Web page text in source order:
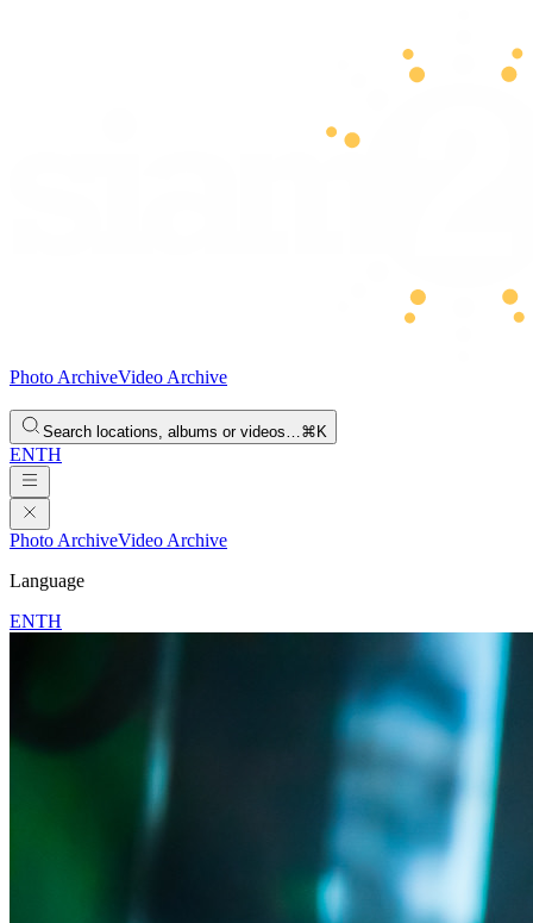
Photo ArchiveVideo Archive
Search locations, albums or videos…⌘K
ENTH
Photo ArchiveVideo Archive
Language
ENTH